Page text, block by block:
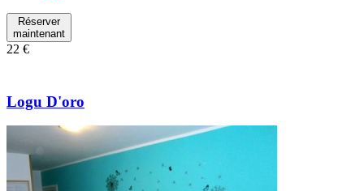
Réserver
maintenant
22 €
Logu D'oro